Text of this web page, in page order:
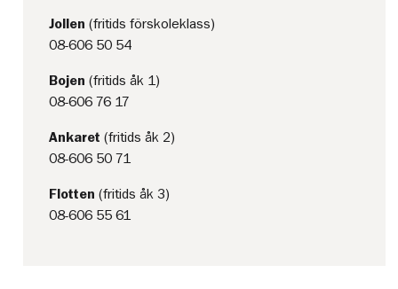
Jollen(fritids förskoleklass)
08-606 50 54
Bojen (fritids åk 1)
08-606 76 17
Ankaret (fritids åk 2)
08-606 50 71
Flotten (fritids åk 3)
08-606 55 61